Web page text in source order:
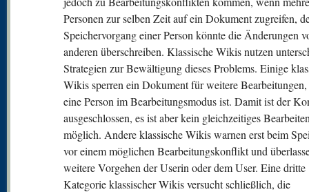
Personen zur selben Zeit auf ein Dokument zugreifen,
Speichervorgang einer Person könnte die Änderungen
anderen überschreiben. Klassische Wikis nutzen
Strategien zur Bewältigung dieses Problems. Einige
Wikis sperren ein Dokument für weitere Bearbeitungen,
eine Person im Bearbeitungsmodus ist. Damit ist der
ausgeschlossen, es ist aber kein gleichzeitiges
möglich. Andere klassische Wikis warnen erst beim
vor einem möglichen Bearbeitungskonflikt und
weitere Vorgehen der Userin oder dem User. Eine dritte
Kategorie klassischer Wikis versucht schließlich, die